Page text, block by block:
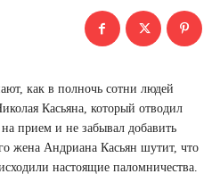
как в полночь сотни людей
Касьяна, который отводил
прием и не забывал добавить
жена Андриана Касьян шутит, что
настоящие паломничества.